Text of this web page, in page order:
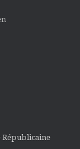
Républicaine